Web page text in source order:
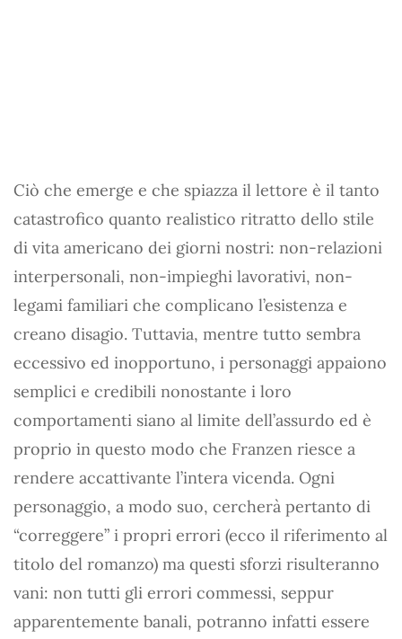
Ciò che emerge e che spiazza il lettore è il tanto
catastrofico quanto realistico ritratto dello stile
di vita americano dei giorni nostri: non-relazioni
interpersonali, non-impieghi lavorativi, non-
legami familiari che complicano l’esistenza e
creano disagio. Tuttavia, mentre tutto sembra
eccessivo ed inopportuno, i personaggi appaiono
semplici e credibili nonostante i loro
comportamenti siano al limite dell’assurdo ed è
proprio in questo modo che Franzen riesce a
rendere accattivante l’intera vicenda. Ogni
personaggio, a modo suo, cercherà pertanto di
“correggere” i propri errori (ecco il riferimento al
titolo del romanzo) ma questi sforzi risulteranno
vani: non tutti gli errori commessi, seppur
apparentemente banali, potranno infatti essere